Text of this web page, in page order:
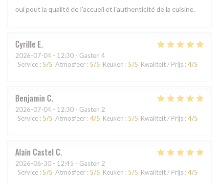
oui pout la qualité de l'accueil et l'authenticité de la cuisine.
Cyrille E
2026-07-04 - 12:30 - Gasten 4
Service : 5/5 Atmosfeer : 5/5 Keuken : 5/5 Kwaliteit / Prijs : 4/5
Benjamin C
2026-07-04 - 12:30 - Gasten 2
Service : 5/5 Atmosfeer : 4/5 Keuken : 5/5 Kwaliteit / Prijs : 4/5
Alain Castel C
2026-06-30 - 12:45 - Gasten 2
Service : 5/5 Atmosfeer : 5/5 Keuken : 5/5 Kwaliteit / Prijs : 4/5